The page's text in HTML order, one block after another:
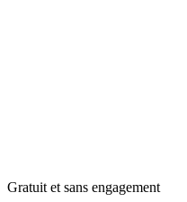
Gratuit et sans engagement